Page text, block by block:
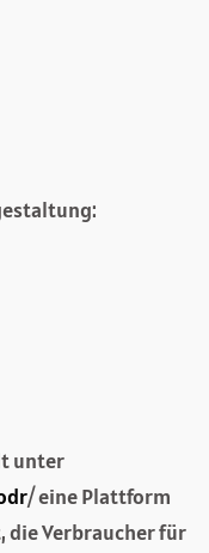
unter
/ eine Plattform
Verbraucher für